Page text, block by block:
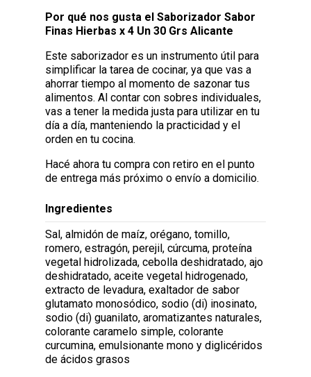
Por qué nos gusta el Saborizador Sabor
Finas Hierbas x 4 Un 30 Grs Alicante
Este saborizador es un instrumento útil para
simplificar la tarea de cocinar, ya que vas a
ahorrar tiempo al momento de sazonar tus
alimentos. Al contar con sobres individuales,
vas a tener la medida justa para utilizar en tu
día a día, manteniendo la practicidad y el
orden en tu cocina.
Hacé ahora tu compra con retiro en el punto
de entrega más próximo o envío a domicilio.
Ingredientes
Sal, almidón de maíz, orégano, tomillo,
romero, estragón, perejil, cúrcuma, proteína
vegetal hidrolizada, cebolla deshidratado, ajo
deshidratado, aceite vegetal hidrogenado,
extracto de levadura, exaltador de sabor
glutamato monosódico, sodio (di) inosinato,
sodio (di) guanilato, aromatizantes naturales,
colorante caramelo simple, colorante
curcumina, emulsionante mono y diglicéridos
de ácidos grasos